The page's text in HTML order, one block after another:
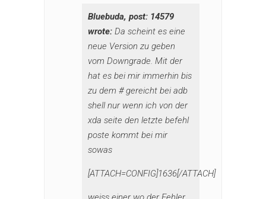
Bluebuda, post: 14579
wrote: Da scheint es eine
neue Version zu geben
vom Downgrade. Mit der
hat es bei mir immerhin bis
zu dem # gereicht bei adb
shell nur wenn ich von der
xda seite den letzte befehl
poste kommt bei mir
sowas
[ATTACH=CONFIG]1636[/ATTACH]